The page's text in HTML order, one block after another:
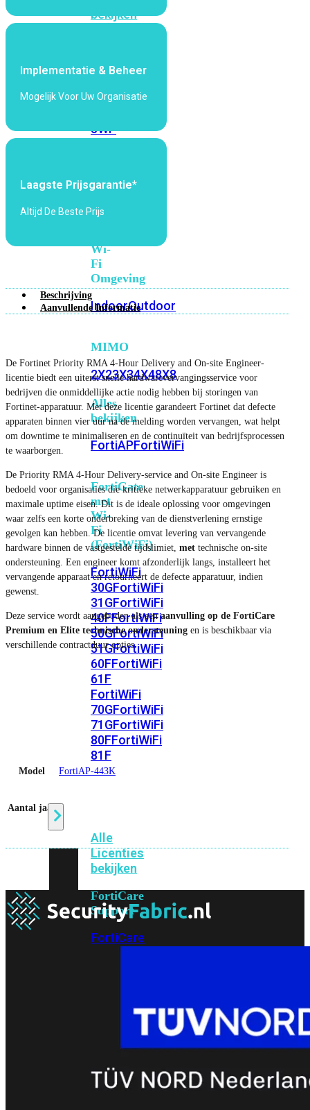
bekijken
Generatie
Wi-
5Wi-
6EWi-
Fi
7
Wi-
Fi
Omgeving
IndoorOutdoor
MIMO
2X23X34X48X8
Alles
bekijken
FortiAPFortiWiFi
FortiGate
met
Wi-
Fi
(FortiWiFi)
FortiWiFi
30GFortiWiFi
31GFortiWiFi
40FFortiWiFi
50GFortiWiFi
51GFortiWiFi
60FFortiWiFi
61F
FortiWiFi
70GFortiWiFi
71GFortiWiFi
80FFortiWiFi
81F
Alle
Licenties
bekijken
FortiCare
Support
FortiCare
FortiCare
FortiCare
Implementatie & Beheer
Mogelijk Voor Uw Organisatie
Laagste Prijsgarantie*
Altijd De Beste Prijs
Beschrijving
Aanvullende Informatie
De Fortinet Priority RMA 4-Hour Delivery and On-site Engineer-
licentie biedt een uiterst snelle hardwarevervangingsservice voor
bedrijven die onmiddellijke actie nodig hebben bij storingen van
Fortinet-apparatuur. Met deze licentie garandeert Fortinet dat defecte
apparaten binnen vier uur na de melding worden vervangen, wat helpt
om downtime te minimaliseren en de continuïteit van bedrijfsprocessen
te waarborgen.
De Priority RMA 4-Hour Delivery-service and On-site Engineer is
bedoeld voor organisaties die kritieke netwerkapparatuur gebruiken en
maximale uptime eisen. Dit is de ideale oplossing voor omgevingen
waar zelfs een korte onderbreking van de dienstverlening ernstige
gevolgen kan hebben. De licentie omvat levering van vervangende
hardware binnen de vastgestelde tijdslimiet, met technische on-site
ondersteuning. Een engineer komt afzonderlijk langs, installeert het
vervangende apparaat en retourneert de defecte apparatuur, indien
gewenst.
Deze service wordt aangeboden als eenaanvulling op de FortiCare
Premium en Elite technische ondersteuning en is beschikbaar via
verschillende contractduur opties.
Model FortiAP-443K
Aantal jaar 5